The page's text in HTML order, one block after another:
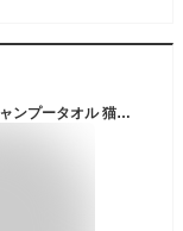
アース・ペット JOYPET うるおうコラーゲン シャンプータオル 猫用 25枚 4994527726405 猫用 お手入れ用品 タオル シャンプー シート ボディケア